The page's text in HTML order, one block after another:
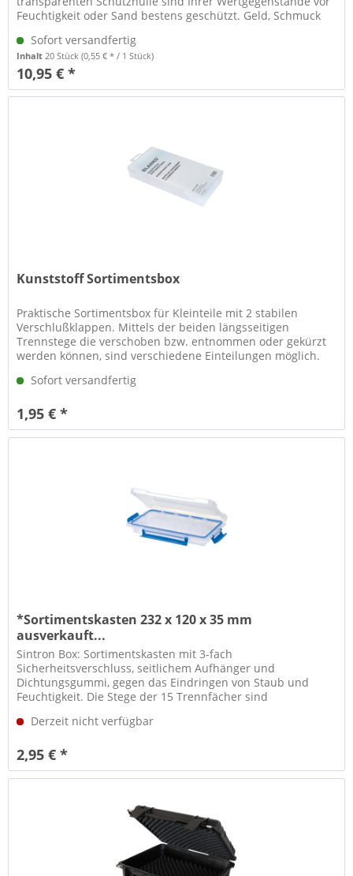
Feuchtigkeit oder Sand bestens geschützt. Geld, Schmuck
Sofort versandfertig
Inhalt 20 Stück(0,55 € * / 1 Stück)
10,95 € *
Kunststoff Sortimentsbox
Praktische Sortimentsbox für Kleinteile mit 2 stabilen
Verschlußklappen. Mittels der beiden längsseitigen
Trennstege die verschoben bzw. entnommen oder gekürzt
werden können, sind verschiedene Einteilungen möglich.
Sofort versandfertig
1,95 € *
*Sortimentskasten 232 x 120 x 35 mm
ausverkauft...
Sintron Box: Sortimentskasten mit 3-fach
Sicherheitsverschluss, seitlichem Aufhänger und
Dichtungsgummi, gegen das Eindringen von Staub und
Feuchtigkeit. Die Stege der 15 Trennfächer sind
Derzeit nicht verfügbar
2,95 € *